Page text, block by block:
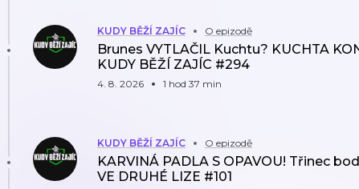
KUDY BĚŽÍ ZAJÍC O epizodě
Brunes VYTLAČIL Kuchtu? KUCHTA
KUDY BĚŽÍ ZAJÍC #294
4. 8. 2026 1 hod 37 min
KUDY BĚŽÍ ZAJÍC O epizodě
KARVINÁ PADLA S OPAVOU! Třinec
VE DRUHÉ LIZE #101